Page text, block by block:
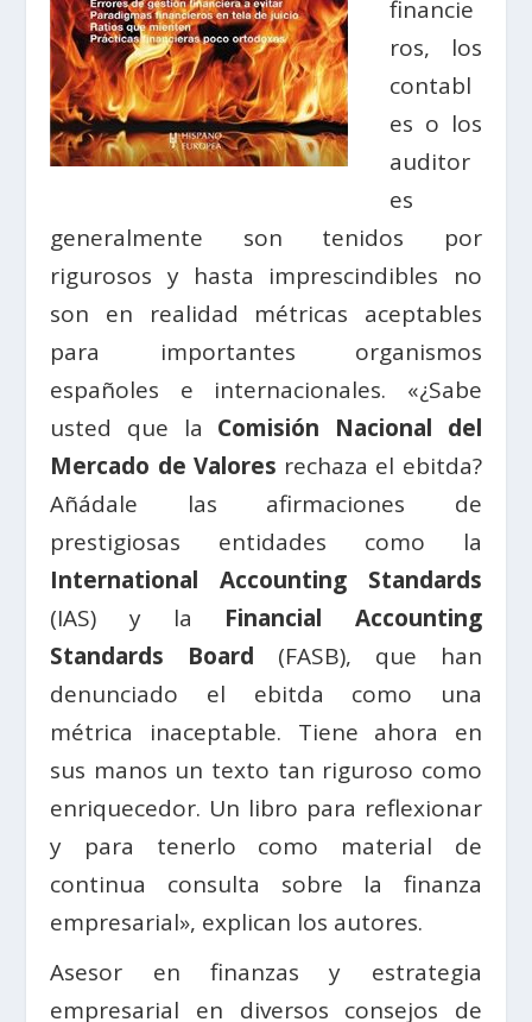
financie
ros, los
contabl
es o los
auditor
es
generalmente son tenidos por
rigurosos y hasta imprescindibles no
son en realidad métricas aceptables
para importantes organismos
españoles e internacionales. «¿Sabe
usted que la Comisión Nacional del
Mercado de Valores rechaza el ebitda?
Añádale las afirmaciones de
prestigiosas entidades como la
International Accounting Standards
(IAS) y la Financial Accounting
Standards Board (FASB), que han
denunciado el ebitda como una
métrica inaceptable. Tiene ahora en
sus manos un texto tan riguroso como
enriquecedor. Un libro para reflexionar
y para tenerlo como material de
continua consulta sobre la finanza
empresarial», explican los autores.
Asesor en finanzas y estrategia
empresarial en diversos consejos de